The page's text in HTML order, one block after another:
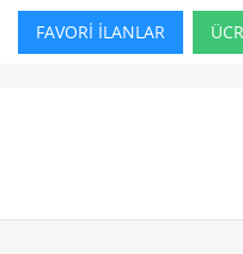
FAVORİ İLANLAR